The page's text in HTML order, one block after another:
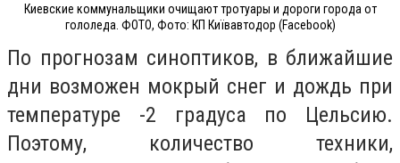
Киевские коммунальщики очищают тротуары и дороги города от
гололеда. ФОТО, Фото: КП Київавтодор (Facebook)
По прогнозам синоптиков, в ближайшие
дни возможен мокрый снег и дождь при
температуре -2 градуса по Цельсию.
Поэтому, количество техники,